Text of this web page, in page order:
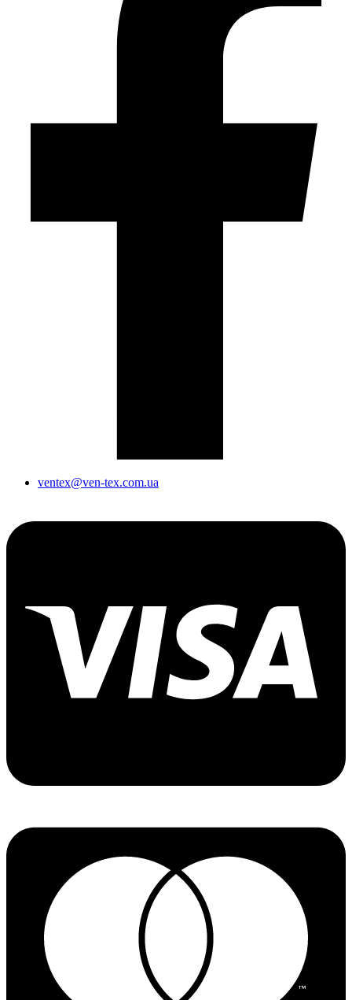
ventex@ven-tex.com.ua